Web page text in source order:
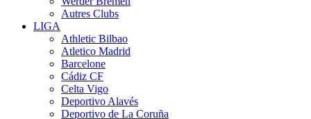
Autres Clubs
LIGA
Athletic Bilbao
Atletico Madrid
Barcelone
Cádiz CF
Celta Vigo
Deportivo Alavés
Deportivo de La Coruña